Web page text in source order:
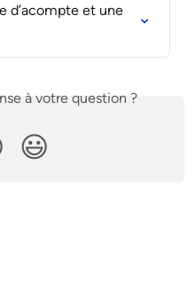
d’acompte et une
à votre question ?
😃